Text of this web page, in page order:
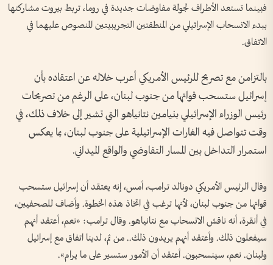
فبينما تستعد الأطراف لجولة مفاوضات جديدة في روما، تربط بيروت مشاركتها
ببدء الانسحاب الإسرائيلي من المنطقتين التجريبيتين المنصوص عليهما في
الاتفاق.
بالتزامن مع تصريح للرئيس الأمريكي أعرب خلاله عن اعتقاده بأن
إسرائيل ستسحب قواتها من جنوب لبنان، على الرغم من تصريحات
رئيس الوزراء الإسرائيلي بنيامين نتانياهو التي تشير إلى خلاف ذلك، في
وقت تتواصل فيه الغارات الإسرائيلية على جنوب لبنان، بما يعكس
استمرار التداخل بين المسار التفاوضي والواقع الميداني.
وقال الرئيس الأمريكي ‌دونالد ترامب، أمس، إنه يعتقد أن إسرائيل ستسحب
قواتها من جنوب لبنان، لأنها ترغب في اتخاذ هذه ⁠الخطوة. وأضاف للصحفيين،
في أنقرة، أنه ناقش الانسحاب مع نتانياهو. وقال ‌ترامب: «نعم، أعتقد أنهم
سيفعلون ذلك. وأعتقد أنهم يريدون ذلك.. ​من ثم، لدينا ​اتفاق مع إسرائيل
⁠ولبنان. نعم، سينسحبون. أعتقد أن الأمور ستسير على ما يرام».